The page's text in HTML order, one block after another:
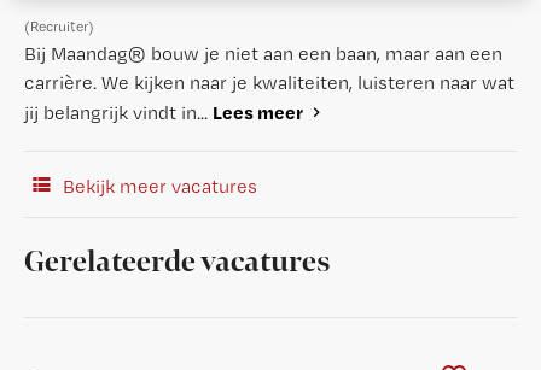
(Recruiter)
Bij Maandag® bouw je niet aan een baan, maar aan een
carrière. We kijken naar je kwaliteiten, luisteren naar wat
jij belangrijk vindt in... Lees meer
Bekijk meer vacatures
Gerelateerde vacatures